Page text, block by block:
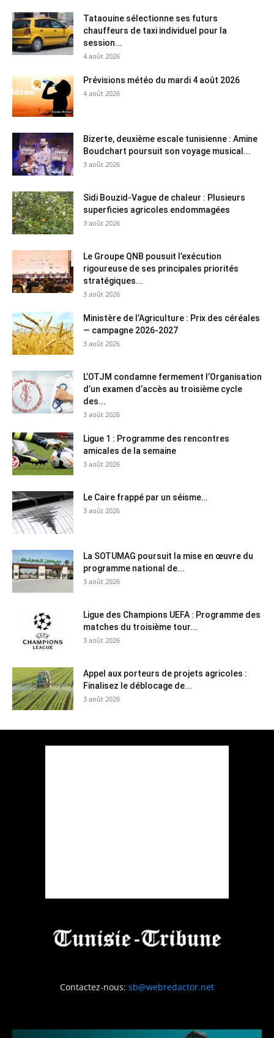
Tataouine sélectionne ses futurs
chauffeurs de taxi individuel pour la
session...
4 août 2026
Prévisions météo du mardi 4 août 2026
4 août 2026
Bizerte, deuxième escale tunisienne : Amine
Boudchart poursuit son voyage musical...
3 août 2026
Sidi Bouzid-Vague de chaleur : Plusieurs
superficies agricoles endommagées
3 août 2026
Le Groupe QNB pousuit l’exécution
rigoureuse de ses principales priorités
stratégiques...
3 août 2026
Ministère de l’Agriculture : Prix des céréales
— campagne 2026-2027
3 août 2026
L’OTJM condamne fermement l’Organisation
d’un examen d’accès au troisième cycle
des...
3 août 2026
Ligue 1 : Programme des rencontres
amicales de la semaine
3 août 2026
Le Caire frappé par un séisme…
3 août 2026
La SOTUMAG poursuit la mise en œuvre du
programme national de...
3 août 2026
Ligue des Champions UEFA : Programme des
matches du troisième tour...
3 août 2026
Appel aux porteurs de projets agricoles :
Finalisez le déblocage de...
3 août 2026
Contactez-nous: sb@webredactor.net